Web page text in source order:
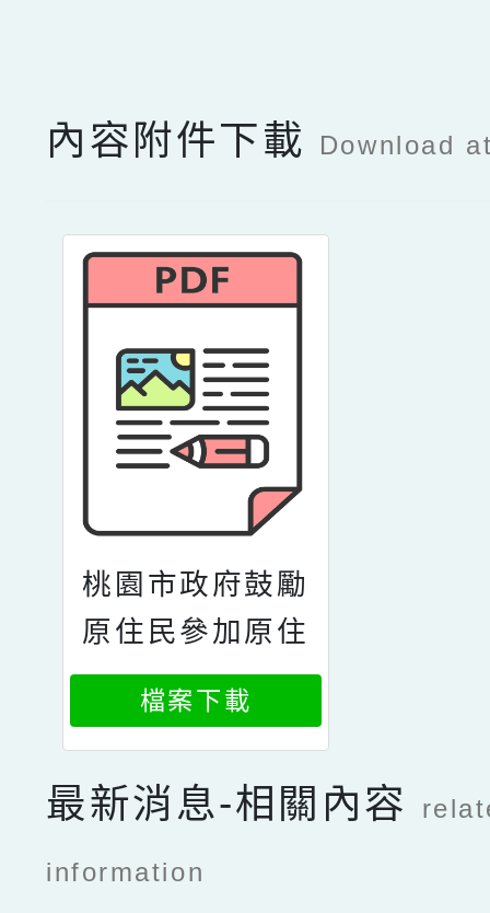
內容附件下載 Download
桃園市政府鼓勵
原住民參加原住
民族語言能力認
證測驗獎勵 公文
檔案下載
最新消息-相關內容
information